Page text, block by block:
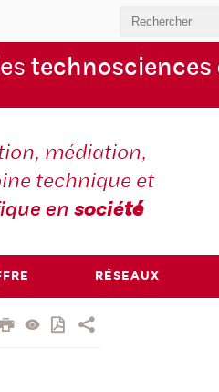
technosciences
médiation,
technique et
ensociété
RÉSEAUX